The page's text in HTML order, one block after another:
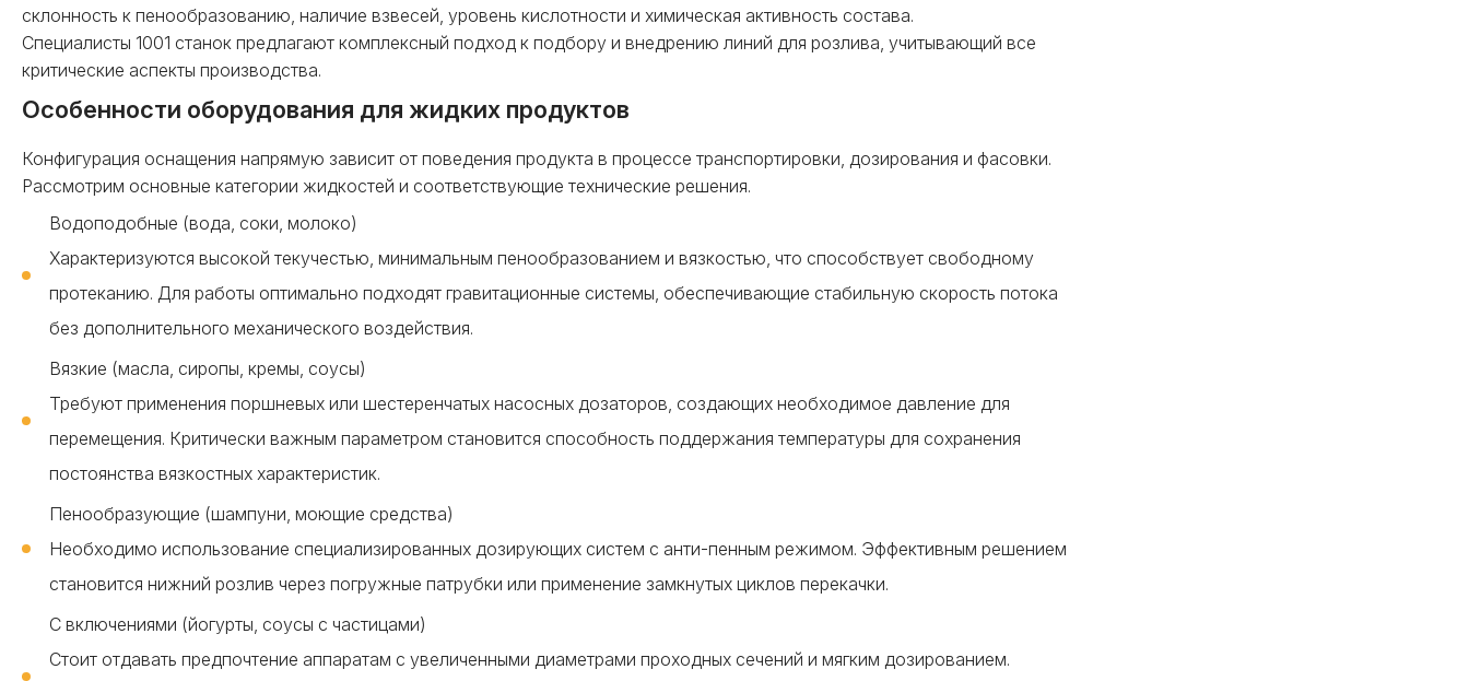
склонность к пенообразованию, наличие взвесей, уровень кислотности и химическая активность состава.
Специалисты 1001 станок предлагают комплексный подход к подбору и внедрению линий для розлива, учитывающий все
критические аспекты производства.
Особенности оборудования для жидких продуктов
Конфигурация оснащения напрямую зависит от поведения продукта в процессе транспортировки, дозирования и фасовки.
Рассмотрим основные категории жидкостей и соответствующие технические решения.
Водоподобные (вода, соки, молоко)
Характеризуются высокой текучестью, минимальным пенообразованием и вязкостью, что способствует свободному
протеканию. Для работы оптимально подходят гравитационные системы, обеспечивающие стабильную скорость потока
без дополнительного механического воздействия.
Вязкие (масла, сиропы, кремы, соусы)
Требуют применения поршневых или шестеренчатых насосных дозаторов, создающих необходимое давление для
перемещения. Критически важным параметром становится способность поддержания температуры для сохранения
постоянства вязкостных характеристик.
Пенообразующие (шампуни, моющие средства)
Необходимо использование специализированных дозирующих систем с анти-пенным режимом. Эффективным решением
становится нижний розлив через погружные патрубки или применение замкнутых циклов перекачки.
С включениями (йогурты, соусы с частицами)
Стоит отдавать предпочтение аппаратам с увеличенными диаметрами проходных сечений и мягким дозированием.